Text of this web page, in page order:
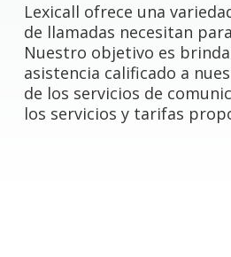
Lexicall ofrece una
de llamadas necesitan
Nuestro objetivo es
asistencia calificado a
de los servicios de
los servicios y tarifas